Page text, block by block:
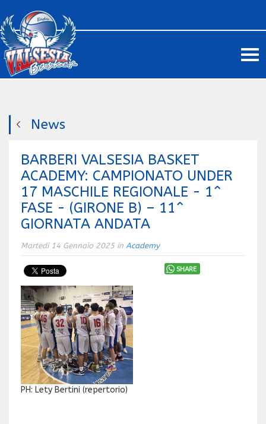
News
BARBERI VALSESIA BASKET
ACADEMY: CAMPIONATO UNDER
17 MASCHILE REGIONALE - 1^
FASE - (GIRONE B) – 11^
GIORNATA ANDATA
Martedì 14 Gennaio 2025 in Academy
SHARE
PH: Lety Bertini (repertorio)